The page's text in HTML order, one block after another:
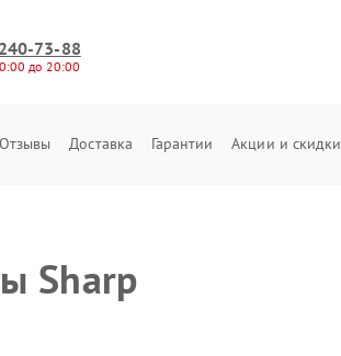
73-88
до 20:00
Отзывы Доставка Гарантии Акции и скидки
Sharp